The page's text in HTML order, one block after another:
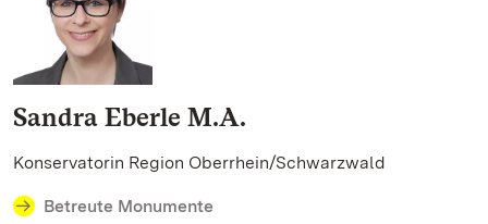
Sandra Eberle M.A.
Konservatorin Region Oberrhein/Schwarzwald
Betreute Monumente